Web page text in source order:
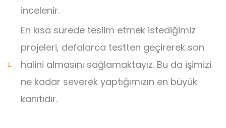
incelenir.
En kısa sürede teslim etmek istediğimiz
projeleri, defalarca testten geçirerek son
halini almasını sağlamaktayız. Bu da işimizi
ne kadar severek yaptığımızın en büyük
kanıtıdır.